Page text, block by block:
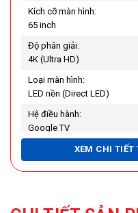
Kích cỡ màn hình:
65 inch
Độ phân giải:
4K (Ultra HD)
Loại màn hình:
LED nền (Direct LED)
Hệ điều hành:
Google TV
Chất liệu chân đế:
Nhựa
XEM CHI TIẾT